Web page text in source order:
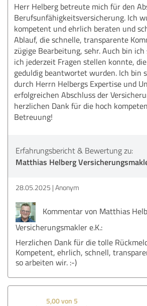
Herr Helberg betreute mich für den
Berufsunfähigkeitsversicherung. Ich
kompetent und ehrlich beraten und
Ablauf, die schnelle, transparente
zügige Bearbeitung, sehr. Auch bin ich
ich jederzeit Fragen stellen konnte,
geduldig beantwortet wurden. Ich bin
durch Herrn Helbergs Expertise und
erfolgreichen Abschluss der
herzlichen Dank für die hoch
Betreuung!
Erfahrungsbericht & Bewertung zu:
Matthias Helberg
28.05.2025 Anonym
Kommentar von Matthias
Versicherungsmakler e.K.:
Herzlichen Dank für die tolle
Kompetent, ehrlich, schnell,
so arbeiten wir. :-)
5,00 von 5